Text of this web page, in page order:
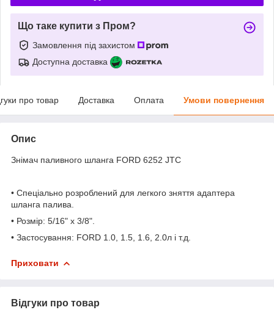
Що таке купити з Пром?
Замовлення під захистом
Доступна доставка
про товар Доставка Оплата Умови повернення
Опис
Знімач паливного шланга FORD 6252 JTC
• Спеціально розроблений для легкого зняття адаптера
шланга палива.
• Розмір: 5/16" x 3/8".
• Застосування: FORD 1.0, 1.5, 1.6, 2.0л і т.д.
Приховати
Відгуки про товар